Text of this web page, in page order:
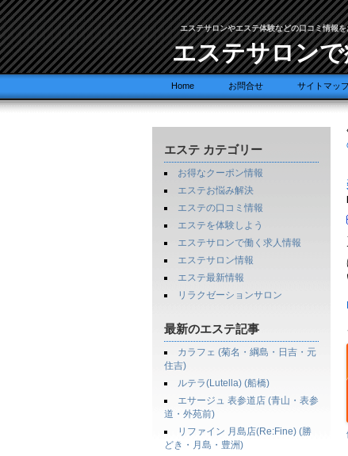
エステサロンやエステ体験などの口コミ情報
エステサロン
Home お問合せ サイトマッ
エステ カテゴリー
お得なクーポン情報
エステお悩み解決
エステの口コミ情報
エステを体験しよう
エステサロンで働く求人情報
エステサロン情報
エステ最新情報
リラクゼーションサロン
最新のエステ記事
カラフェ (菊名・綱島・日吉・元
住吉)
ルテラ(Lutella) (船橋)
エサージュ 表参道店 (青山・表参
道・外苑前)
リファイン 月島店(Re:Fine) (勝
どき・月島・豊洲)